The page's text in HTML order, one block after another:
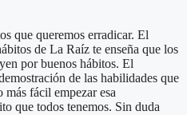
que queremos erradicar. El
de La Raíz te enseña que los
por buenos hábitos. El
de las habilidades que
fácil empezar esa
que todos tenemos. Sin duda